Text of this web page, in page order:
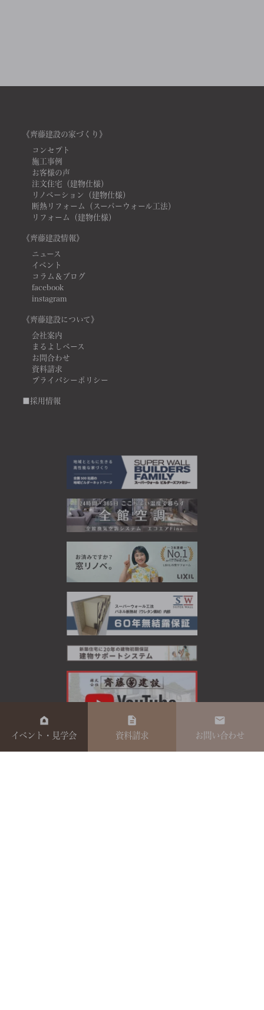
《齊藤建設の家づくり》
コンセプト
施工事例
お客様の声
注文住宅（建物仕様）
リノベーション（建物仕様）
断熱リフォーム（スーパーウォール工法）
リフォーム（建物仕様）
《齊藤建設情報》
ニュース
イベント
コラム＆ブログ
facebook
instagram
《齊藤建設について》
会社案内
まるよしベース
お問合わせ
資料請求
プライバシーポリシー
■採用情報
イベント・見学会 資料請求 お問い合わせ